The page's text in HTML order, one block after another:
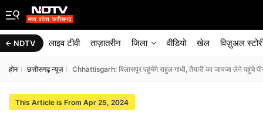
NDTV लाइव टीवी ताज़ातरीन जिला वीडियो खेल विज़ुअल
होम छत्तीसगढ़ न्यूज़ Chhattisgarh: बिलासपुर पहुंचेंगे राहुल गांधी, तैयारी का जायजा लेने पहुंचे
This Article is From Apr 25, 2024